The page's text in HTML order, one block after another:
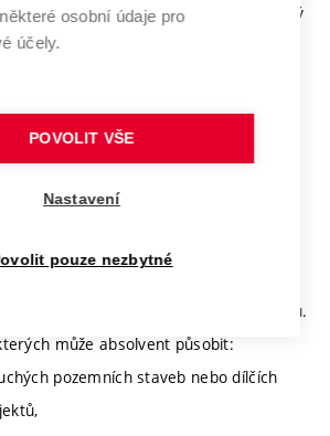
zkoušek může být také autorizovaný
dle autorizačního zákona.
Pozemní stavby
Pozemní stavby najde široké
projektování, realizace, správy
Díky získaným technickým,
znalostem je připraven na
činností v oboru pozemního
veřejném, tak i v soukromém sektoru.
může absolvent působit:
pozemních staveb nebo dílčích
osobní údaje pro
účely.
POVOLIT VŠE
Nastavení
pouze nezbytné